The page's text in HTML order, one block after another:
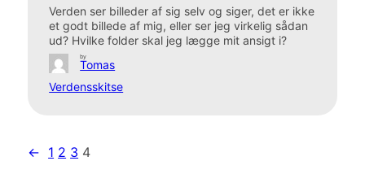
Verden ser billeder af sig selv og siger, det er ikke
et godt billede af mig, eller ser jeg virkelig sådan
ud? Hvilke folder skal jeg lægge mit ansigt i?
by
Tomas
Verdensskitse
← 1 2 3 4